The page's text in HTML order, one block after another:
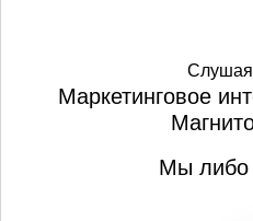
Слушая
Маркетинговое
Измени